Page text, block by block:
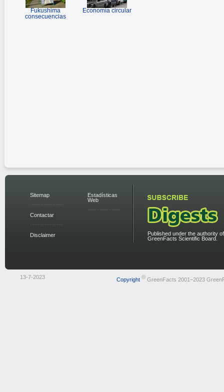
Fukushima
consecuencias
Economía circular
Sitemap
Contactar
Disclaimer
Estadísticas
Web
Published under the authority
GreenFacts Scientific Board.
13-7-2023 Copyright ©GreenFacts 2001–2023